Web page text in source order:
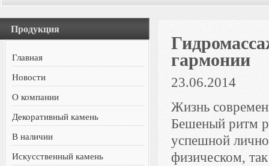
Продукция
Главная
Новости
О компании
Декоративный камень
В наличии
Искусственный камень
гармонии
23.06.2014
Жизнь
Бешеный ритм
успешной
физическом,